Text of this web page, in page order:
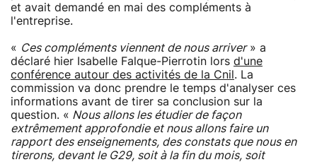
et avait demandé en mai des compléments à
l'entreprise.
« Ces compléments viennent de nous arriver» a
déclaré hier Isabelle Falque-Pierrotin lors d'une
conférence autour des activités de la Cnil . La
commission va donc prendre le temps d'analyser ces
informations avant de tirer sa conclusion sur la
question. « Nous allons les étudier de façon
extrêmement approfondie et nous allons faire un
rapport des enseignements, des constats que nous en
tirerons, devant le G29, soit à la fin du mois, soit